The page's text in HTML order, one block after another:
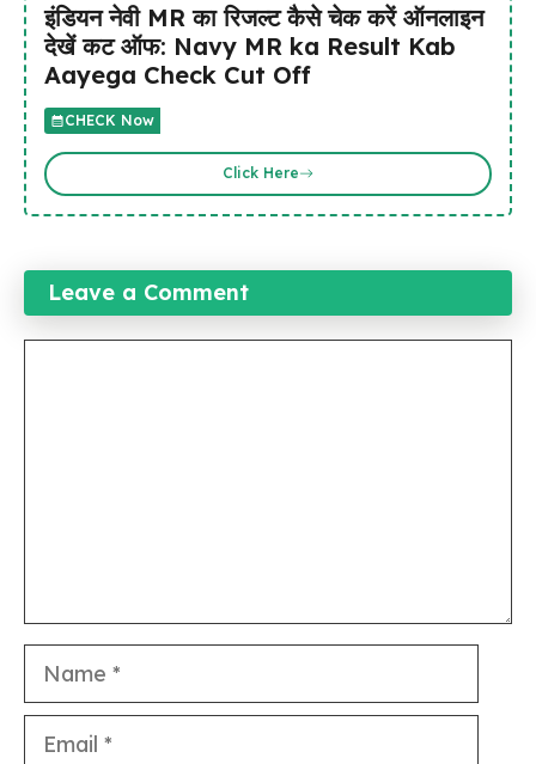
इंडियन नेवी MR का रिजल्ट कैसे चेक करें ऑनलाइन
देखें कट ऑफ: Navy MR ka Result Kab
Aayega Check Cut Off
CHECK Now
Click Here
Leave a Comment
Name
Email